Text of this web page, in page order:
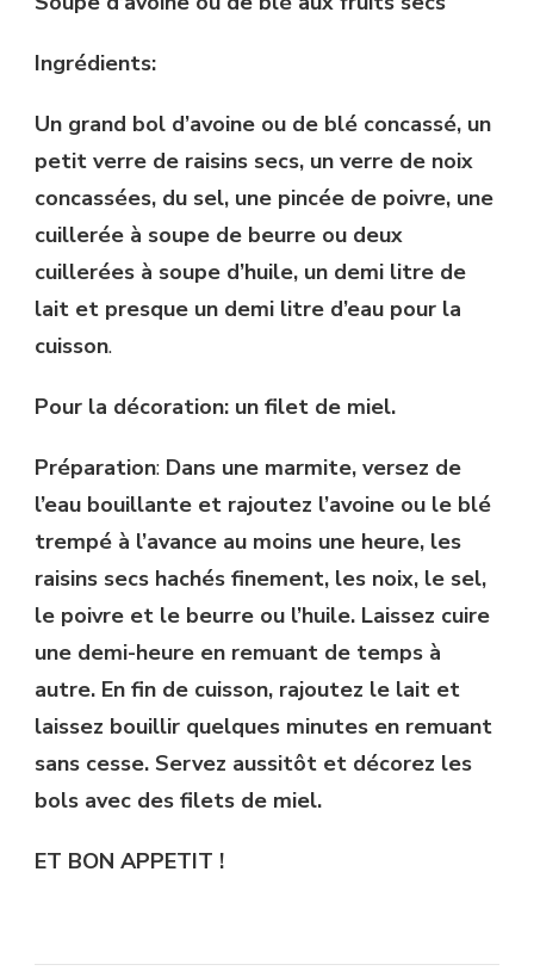
Ingrédients:
Un grand bol d’avoine ou de blé concassé, un
petit verre de raisins secs, un verre de noix
concassées, du sel, une pincée de poivre, une
cuillerée à soupe de beurre ou deux
cuillerées à soupe d’huile, un demi litre de
lait et presque un demi litre d’eau pour la
cuisson.
Pour la décoration: un filet de miel.
Préparation: Dans une marmite, versez de
l’eau bouillante et rajoutez l’avoine ou le blé
trempé à l’avance au moins une heure, les
raisins secs hachés finement, les noix, le sel,
le poivre et le beurre ou l’huile. Laissez cuire
une demi-heure en remuant de temps à
autre. En fin de cuisson, rajoutez le lait et
laissez bouillir quelques minutes en remuant
sans cesse. Servez aussitôt et décorez les
bols avec des filets de miel.
ET BON APPETIT !